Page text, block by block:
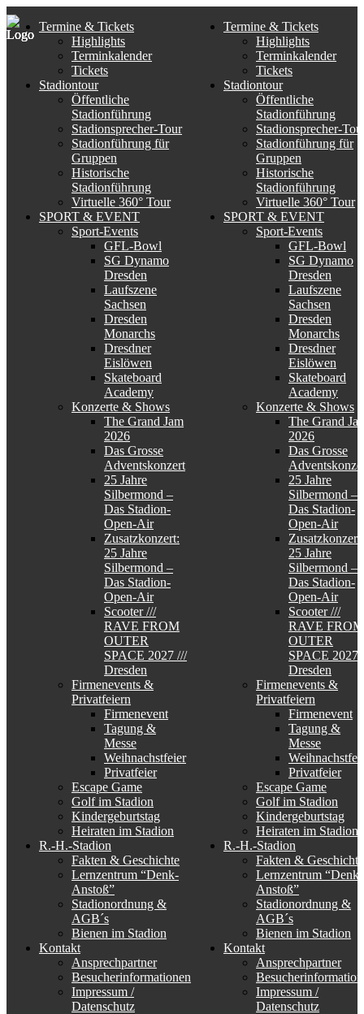
Termine & Tickets
Highlights
Terminkalender
Tickets
Stadiontour
Öffentliche
Stadionführung
Stadionsprecher-Tour
Stadionführung für
Gruppen
Historische
Stadionführung
Virtuelle 360° Tour
SPORT & EVENT
Sport-Events
GFL-Bowl
SG Dynamo
Dresden
Laufszene
Sachsen
Dresden
Monarchs
Dresdner
Eislöwen
Skateboard
Academy
Konzerte & Shows
The Grand Jam
2026
Das Grosse
Adventskonzert
25 Jahre
Silbermond –
Das Stadion-
Open-Air
Zusatzkonzert:
25 Jahre
Silbermond –
Das Stadion-
Open-Air
Scooter ///
RAVE FROM
OUTER
SPACE 2027 ///
Dresden
Firmenevents &
Privatfeiern
Firmenevent
Tagung &
Messe
Weihnachstfeier
Privatfeier
Escape Game
Golf im Stadion
Kindergeburtstag
Heiraten im Stadion
R.-H.-Stadion
Fakten & Geschichte
Lernzentrum “Denk-
Anstoß”
Stadionordnung &
AGB´s
Bienen im Stadion
Kontakt
Ansprechpartner
Besucherinformationen
Impressum /
Datenschutz
Termine & Tickets
Highlights
Terminkalender
Tickets
Stadiontour
Öffentliche
Stadionführung
Stadionsprecher-
Stadionführung für
Gruppen
Historische
Stadionführung
Virtuelle 360° Tour
SPORT & EVENT
Sport-Events
GFL-Bowl
SG Dynamo
Dresden
Laufszene
Sachsen
Dresden
Monarchs
Dresdner
Eislöwen
Skateboard
Academy
Konzerte & Shows
The Grand
2026
Das Grosse
25 Jahre
Silbermond –
Das Stadion-
Open-Air
Zusatzkonzert:
25 Jahre
Silbermond –
Das Stadion-
Open-Air
Scooter ///
RAVE FROM
OUTER
SPACE 2027
Dresden
Firmenevents &
Privatfeiern
Firmenevent
Tagung &
Messe
Privatfeier
Escape Game
Golf im Stadion
Kindergeburtstag
Heiraten im Stadion
R.-H.-Stadion
Fakten & Geschichte
Lernzentrum “Denk-
Anstoß”
Stadionordnung &
AGB´s
Bienen im Stadion
Kontakt
Ansprechpartner
Impressum /
Datenschutz